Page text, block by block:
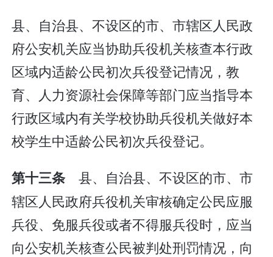
县、自治县、不设区的市、市辖区人民政
府公安机关应当协助兵役机关核查本行政
区域内适龄公民初次兵役登记情况，教
育、人力资源社会保障等部门应当指导本
行政区域内有关学校协助兵役机关做好本
校学生中适龄公民初次兵役登记。
第十三条县、自治县、不设区的市、市
辖区人民政府兵役机关审核确定公民应服
兵役、免服兵役或者不得服兵役时，应当
向公安机关核查公民被判处刑罚情况，向